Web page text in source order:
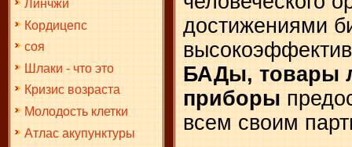
Линчжи
Кордицепс
соя
Шлаки - что это
Кризис возраста
Молодость клетки
Атлас акупунктуры
достижениями
БАДы, товары
приборы
всем своим